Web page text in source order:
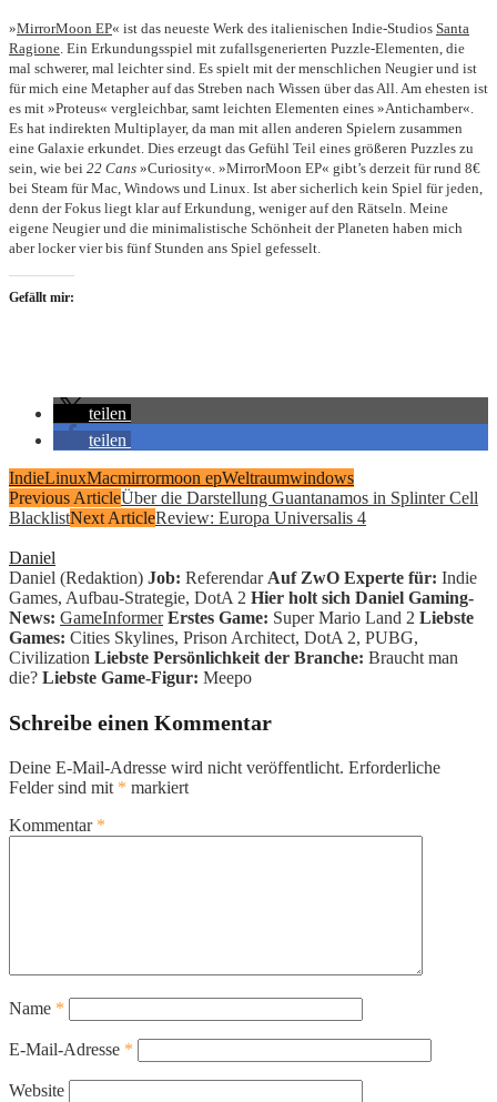
»MirrorMoon EP« ist das neueste Werk des italienischen Indie-Studios Santa
Ragione . Ein Erkundungsspiel mit zufallsgenerierten Puzzle-Elementen, die
mal schwerer, mal leichter sind. Es spielt mit der menschlichen Neugier und ist
für mich eine Metapher auf das Streben nach Wissen über das All. Am ehesten ist
es mit »Proteus« vergleichbar, samt leichten Elementen eines »Antichamber«.
Es hat indirekten Multiplayer, da man mit allen anderen Spielern zusammen
eine Galaxie erkundet. Dies erzeugt das Gefühl Teil eines größeren Puzzles zu
sein, wie bei 22 Cans »Curiosity«. »MirrorMoon EP« gibt’s derzeit für rund 8€
bei Steam für Mac, Windows und Linux. Ist aber sicherlich kein Spiel für jeden,
denn der Fokus liegt klar auf Erkundung, weniger auf den Rätseln. Meine
eigene Neugier und die minimalistische Schönheit der Planeten haben mich
aber locker vier bis fünf Stunden ans Spiel gefesselt.
Gefällt mir:
teilen
teilen
IndieLinuxMacmirrormoon epWeltraumwindows
Previous ArticleÜber die Darstellung Guantanamos in Splinter Cell
BlacklistNext ArticleReview: Europa Universalis 4
Daniel
Daniel (Redaktion) Job: Referendar Auf ZwO Experte für: Indie
Games, Aufbau-Strategie, DotA 2 Hier holt sich Daniel Gaming-
News: GameInformer Erstes Game: Super Mario Land 2 Liebste
Games: Cities Skylines, Prison Architect, DotA 2, PUBG,
Civilization Liebste Persönlichkeit der Branche: Braucht man
die? Liebste Game-Figur: Meepo
Schreibe einen Kommentar
Deine E-Mail-Adresse wird nicht veröffentlicht. Erforderliche
Felder sind mit * markiert
Kommentar *
Name *
E-Mail-Adresse *
Website